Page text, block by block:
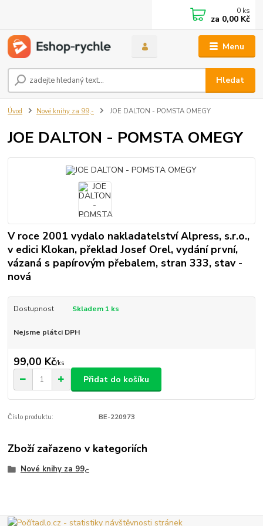
Menu
Hledat
0 ks
za 0,00 Kč
Úvod Nové knihy za 99,- JOE DALTON - POMSTA OMEGY
JOE DALTON - POMSTA OMEGY
V roce 2001 vydalo nakladatelství Alpress, s.r.o.,
v edici Klokan, překlad Josef Orel, vydání první,
vázaná s papírovým přebalem, stran 333, stav -
nová
Dostupnost Skladem 1 ks
Nejsme plátci DPH
99,00 Kč/ks
Přidat do košíku
Číslo produktu: BE-220973
Zboží zařazeno v kategoriích
Nové knihy za 99,-